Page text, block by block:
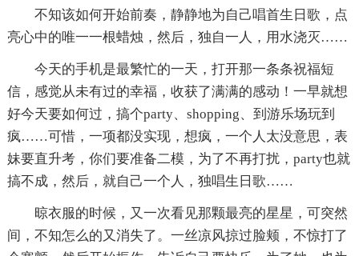
不知该如何开始前奏，静静地为自己唱首生日歌，点
亮心中的唯一一根蜡烛，然后，独自一人，用水浇灭……
今天的手机是最繁忙的一天，打开那一条条祝福短
信，感觉从未有过的幸福，收获了满满的感动！一早就想
好今天要如何过，搞个party、shopping、到游乐场玩到
疯……可惜，一项都没实现，想疯，一个人太没意思，表
妹要直升考，你们要准备二模，为了不再打扰，party也就
搞不成，然后，就自己一个人，独唱生日歌……
晾衣服的时候，又一次看见那颗最亮的星星，可突然
间，不知怎么的又消失了。一丝凉风掠过脸颊，不惊打了